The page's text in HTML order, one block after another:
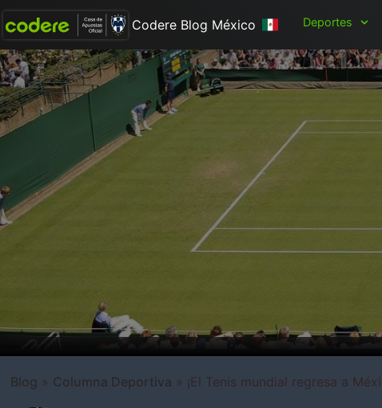
Codere Blog México Deportes
Blog » Columna Deportiva » ¡El Tenis mundial regresa a